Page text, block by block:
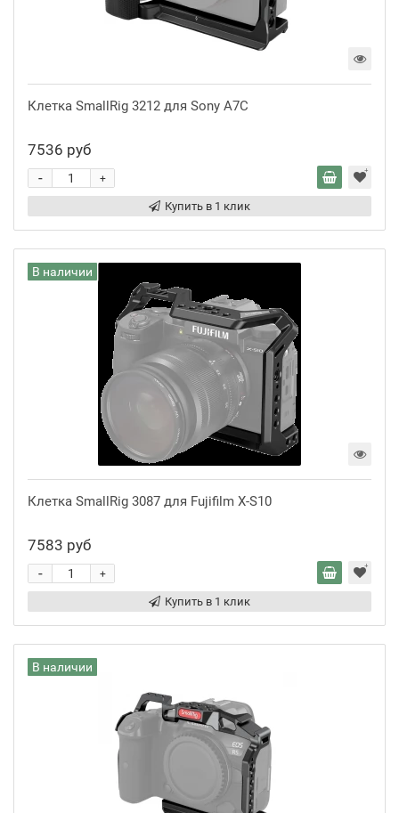
Клетка SmallRig 3212 для Sony A7C
7536 руб
+
-
Купить в 1 клик
В наличии
Клетка SmallRig 3087 для Fujifilm X-S10
7583 руб
+
-
Купить в 1 клик
В наличии